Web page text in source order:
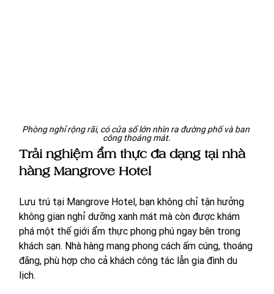
Phòng nghỉ rộng rãi, có cửa sổ lớn nhìn ra đường phố và ban
công thoáng mát.
Trải nghiệm ẩm thực đa dạng tại nhà
hàng Mangrove Hotel
Lưu trú tại Mangrove Hotel, bạn không chỉ tận hưởng
không gian nghỉ dưỡng xanh mát mà còn được khám
phá một thế giới ẩm thực phong phú ngay bên trong
khách sạn. Nhà hàng mang phong cách ấm cúng, thoáng
đãng, phù hợp cho cả khách công tác lẫn gia đình du
lịch.